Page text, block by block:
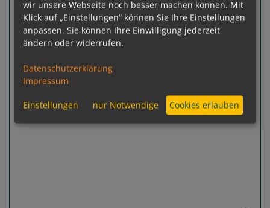
Noordam
Seattle, Washington - Sydney
Previous Next
wir unsere Webseite noch besser machen können. Mit
Klick auf „Einstellungen“ können Sie Ihre Einstellungen
anpassen. Sie können Ihre Einwilligung jederzeit
ändern oder widerrufen.
Datenschutzerklärung
Impressum
Einstellungen nur Notwendige Cookies erlauben